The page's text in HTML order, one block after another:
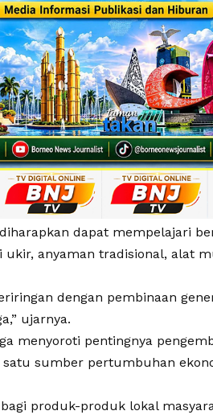
dapat mempelajari
anyaman tradisional, alat
dengan pembinaan
ujarnya.
menyoroti pentingnya
satu sumber pertumbuhan
produk-produk lokal